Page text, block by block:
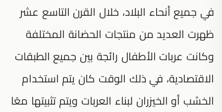
في جميع أنحاء البلاد، خلال القرن التاسع عشر
ظهرت العديد من منتجات الحضانة المختلفة
وكانت عربات الأطفال رائجة بين جميع الطبقات
الاقتصادية، في ذلك الوقت كان يتم استخدام
الخشب أو الخيزران لبناء العربات ويتم تثبيتها معًا